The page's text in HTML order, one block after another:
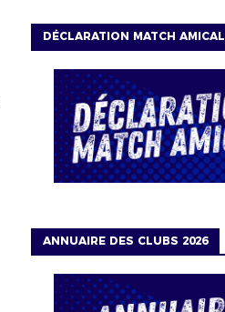
DÉCLARATION MATCH AMICAL
ANNUAIRE DES CLUBS 2026